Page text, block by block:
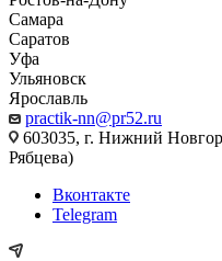
Самара
Саратов
Уфа
Ульяновск
Ярославль
practik-nn@pr52.ru
603035, г. Нижний
Рябцева)
Вконтакте
Telegram